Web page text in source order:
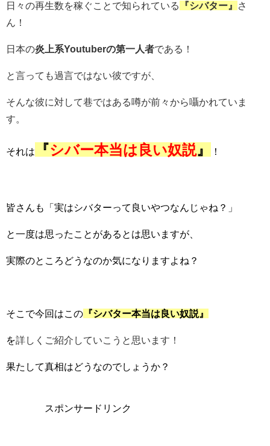
日々の再生数を稼ぐことで知られている 『シバター』
さ
ん！
日本の炎上系Youtuberの第一人者である！
と言っても過言ではない彼ですが、
そんな彼に対して巷ではある噂が前々から囁かれていま
す。
それは 『シバー本当は良い奴説 』 ！
皆さんも「実はシバターって良いやつなんじゃね？」
と一度は思ったことがあるとは思いますが、
実際のところどうなのか気になりますよね？
そこで今回はこの 『シバター本当は良い奴説』
を詳しくご紹介していこうと思います！
果たして真相はどうなのでしょうか？
スポンサードリンク